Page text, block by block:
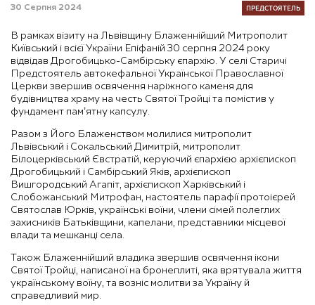
30 Серпня 2024 ПРЕДСТОЯТЕЛЬ
В рамках візиту на Львівщину Блаженнійший Митрополит
Київський і всієї України Епіфаній 30 серпня 2024 року
відвідав Дрогобицько-Самбірську єпархію. У селі Старичі
Предстоятель автокефальної Української Православної
Церкви звершив освячення наріжного каменя для
будівництва храму на честь Святої Тройці та помістив у
фундамент памʼятну капсулу.
Разом з Його Блаженством молилися митрополит
Львівський і Сокальський Димитрій, митрополит
Білоцерківський Євстратій, керуючий єпархією архієпископ
Дрогобицький і Самбірський Яків, архієпископ
Вишгородський Агапіт, архієпископ Харківський і
Слобожанський Митрофан, настоятель парафії протоієрей
Святослав Юрків, українські воїни, члени сімей полеглих
захисників Батьківщини, капелани, представники місцевої
влади та мешканці села.
Також Блаженнійший владика звершив освячення ікони
Святої Тройці, написаної на бронеплиті, яка врятувала життя
українському воїну, та возніс молитви за Україну й
справедливий мир.